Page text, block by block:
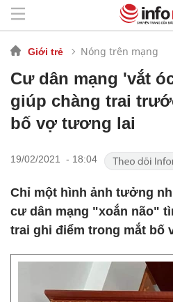
Giới trẻ Nóng trên mạng
Cư dân mạng 'vắt
giúp chàng trai
bố vợ tương lai
19/02/2021 - 18:04
Chỉ một hình ảnh tưởng
cư dân mạng "xoắn não"
trai ghi điểm trong mắt bố